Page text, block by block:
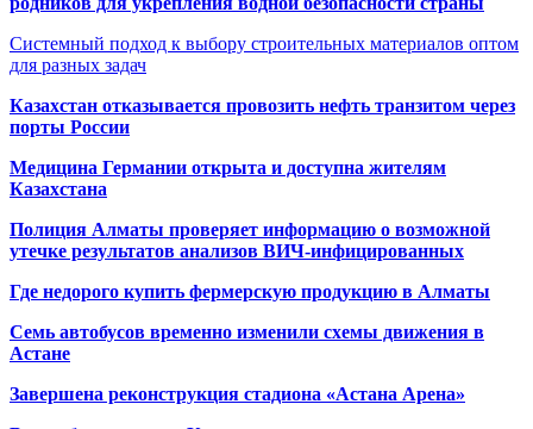
Системный подход к выбору строительных материалов оптом
для разных задач
Казахстан отказывается провозить нефть транзитом через
порты России
Медицина Германии открыта и доступна жителям
Казахстана
Полиция Алматы проверяет информацию о возможной
утечке результатов анализов ВИЧ-инфицированных
Где недорого купить фермерскую продукцию в Алматы
Семь автобусов временно изменили схемы движения в
Астане
Завершена реконструкция стадиона «Астана Арена»